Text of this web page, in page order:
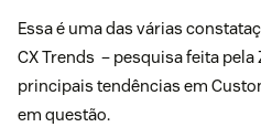
Essa é uma das várias
CX Trends – pesquisa feita pela
principais tendências em
em questão.